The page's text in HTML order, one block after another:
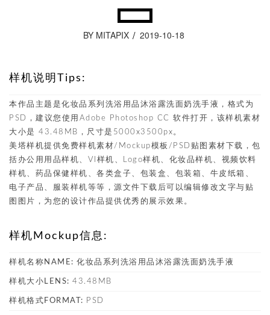
BY MITAPIX 2019-10-18
样机说明Tips:
本作品主题是化妆品系列洗浴用品沐浴露洗面奶洗手液，格式为
PSD，建议您使用Adobe Photoshop CC 软件打开，该样机素材
大小是 43.48MB，尺寸是5000x3500px。
美塔样机提供免费样机素材/Mockup模板/PSD贴图素材下载，包
括办公用用品样机、VI样机、Logo样机、化妆品样机、视频饮料
样机、药品保健样机、各类盒子、包装盒、包装箱、牛皮纸箱、
电子产品、服装样机等等，源文件下载后可以编辑修改文字与贴
图图片，为您的设计作品提供优秀的展示效果。
样机Mockup信息:
样机名称NAME: 化妆品系列洗浴用品沐浴露洗面奶洗手液
样机大小LENS: 43.48MB
样机格式FORMAT: PSD